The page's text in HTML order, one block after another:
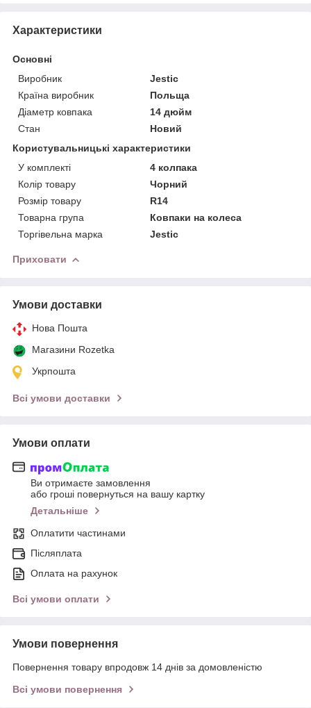
Характеристики
Основні
Виробник
Jestic
Країна виробник
Польща
Діаметр ковпака
14 дюйм
Стан
Новий
Користувальницькі характеристики
У комплекті
4 колпака
Колір товару
Чорний
Розмір товару
R14
Товарна група
Ковпаки на колеса
Торгівельна марка
Jestic
Приховати
Умови доставки
Нова Пошта
Магазини Rozetka
Укрпошта
Всі умови доставки
Умови оплати
Ви отримаєте замовлення
або гроші повернуться на вашу картку
Детальніше
Оплатити частинами
Післяплата
Оплата на рахунок
Всі умови оплати
Умови повернення
Повернення товару впродовж 14 днів за домовленістю
Всі умови повернення